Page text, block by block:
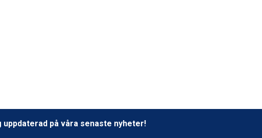
uppdaterad på våra senaste nyheter!